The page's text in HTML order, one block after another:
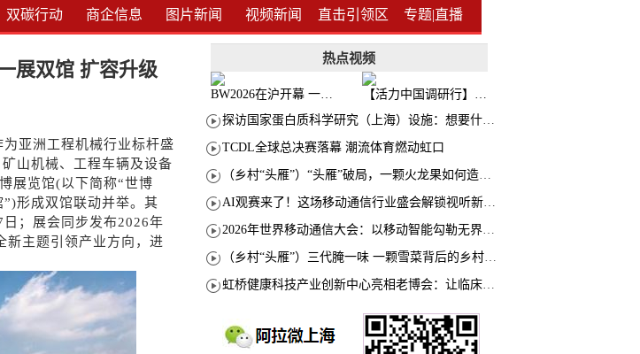
双碳行动 商企信息 图片新闻 视频新闻 直击引领区 专题|直播
展双馆 扩容升级
亚洲工程机械行业标杆盛
山机械、工程车辆及设备
展览馆(以下简称“世博
形成双馆联动并举。其
；展会同步发布2026年
新主题引领产业方向，进
热点视频
BW2026在沪开幕 一众次元品牌集中发布全新企划
【活力中国调研行】上海机器人研究院以技术标准撬动长三角智造协同
探访国家蛋白质科学研究（上海）设施：想要什么蛋白 AI直接设计合成
TCDL全球总决赛落幕 潮流体育燃动虹口
（乡村“头雁”）“头雁”破局，一颗火龙果如何造就沪上乡村特色产业化路径
AI观赛来了！这场移动通信行业盛会解锁视听新玩法
2026年世界移动通信大会：以移动智能勾勒无界普惠新愿景
（乡村“头雁”）三代腌一味 一颗雪菜背后的乡村致富经
虹桥健康科技产业创新中心亮相老博会：让临床“需求”定义银发经济新生态